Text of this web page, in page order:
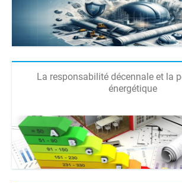
La responsabilité décennale et la
énergétique